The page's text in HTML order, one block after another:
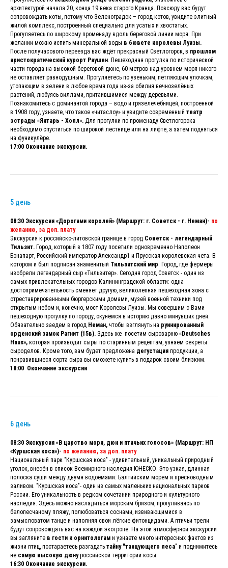
архитектурой начала 20, конца 19 века старого Кранца. Повсюду вас будут
сопровождать коты, потому что Зеленоградск – город котов, увидите элитный
жилой комплекс, построенный специально для усатых и хвостатых.
Прогуляетесь по широкому променаду вдоль береговой линии моря. При
желании можно испить минеральной воды в бювете королевы Луизы.
После получасового переезда вас ждёт прекрасный Светлогорск, в прошлом
аристократический курорт Раушен . Пешеходная прогулка по исторической
части города на высокой береговой дюне, 60 метров над уровнем моря никого
не оставляет равнодушным. Прогуляетесь по узеньким, петляющим улочкам,
утопающим в зелени в любое время года из-за обилия вечнозелёных
растений, любуясь виллами, притаившимися между деревьями.
Познакомитесь с доминантой города – водо и грязелечебницей, построенной
в 1908 году, узнаете, что такое «читаслоу» и увидите современный театр
эстрады «Янтарь - Холл». Для прогулки по променаду Светлогорска
необходимо спуститься по широкой лестнице или на лифте, а затем подняться
на фуникулёре.
17:00 Окончание экскурсии.
5 день
08:30 Экскурсия «Дорогами королей» (Маршрут: г. Советск - г. Неман)- по
желанию, за доп. плату
Экскурсия к российско-литовской границе в город Советск - легендарный
Тильзит. Город, который в 1807 году посетили одновременно Наполеон
Бонапарт, Российский император Александр1 и Прусская королевская чета. В
котором и был подписан знаменитый Тильзитский мир . Город, где фермеры
изобрели легендарный сыр «Тильзитер». Сегодня город Советск - один из
самых привлекательных городов Калининградской области: одна
достопримечательность сменяет другую, великолепная пешеходная зона с
отреставрированными бюргерскими домами, музей военной техники под
открытым небом и, конечно, мост Королевы Луизы. Мы совершим с Вами
пешеходную прогулку по городу, окунёмся в историю давно минувших дней.
Обязательно заедем в город Неман, чтобы взглянуть на руинированный
орденский замок Рагнит (15в). Здесь же посетим сыроварню «Deutsches
Haus», которая производит сыры по старинным рецептам, узнаем секреты
сыроделов. Кроме того, вам будет предложена дегустация продукции, а
понравившиеся сорта сыра вы сможете купить в подарок своим близким.
18:00 Окончание экскурсии
6 день
08:30 Экскурсия «В царство моря, дюн и птичьих голосов» (Маршрут: НП
«Куршская коса»)- по желанию, за доп. плату
Национальный парк "Куршская коса" - удивительный, уникальный природный
уголок, внесён в список Всемирного наследия ЮНЕСКО. Это узкая, длинная
полоска суши между двумя водоёмами: Балтийским морем и пресноводным
заливом. "Куршская коса"- один из самых маленьких национальных парков
России. Его уникальность в редком сочетании природного и культурного
наследия. Здесь можно насладиться морским бризом, прогуливаясь по
белопесчаному пляжу, полюбоваться соснами, извивающимися в
замысловатом танце и наполняя свои лёгкие фитонцидами. А птичьи трели
будут сопровождать вас на каждой экотропе. На этой атмосферной экскурсии
вы загляните в гости к орнитологам и узнаете много интересных фактов из
жизни птиц, постараетесь разгадать тайну "танцующего леса" и поднимитесь
не самую высокую дюнуроссийской территории косы.
16:30 Окончание экскурсии.